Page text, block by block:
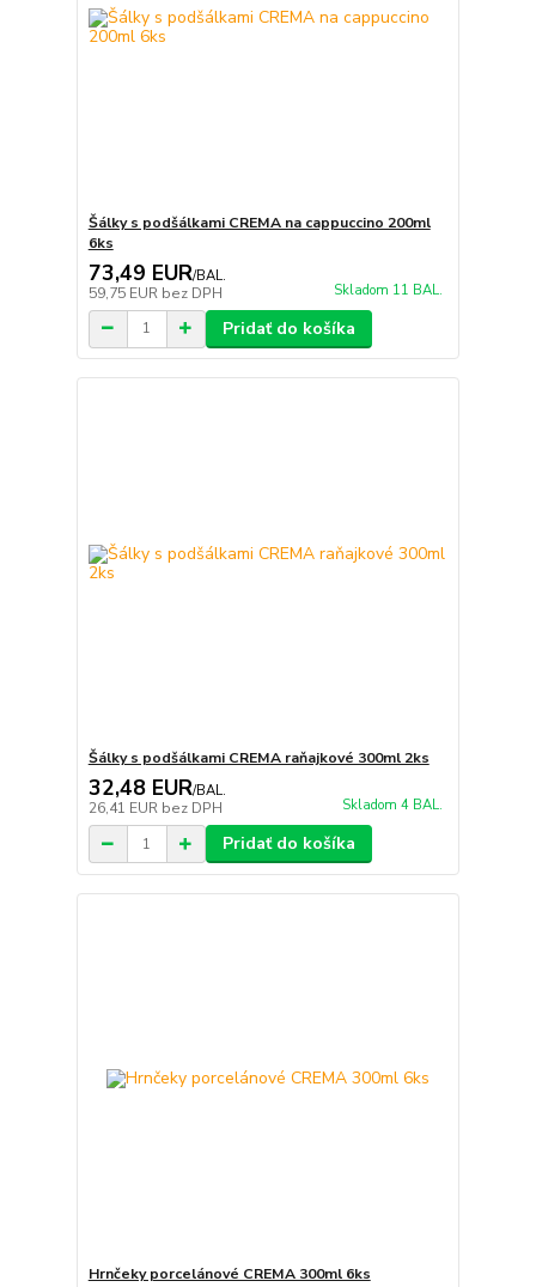
Šálky s podšálkami CREMA na cappuccino 200ml
6ks
73,49 EUR/BAL.
59,75 EUR bez DPH Skladom 11 BAL.
Pridať do košíka
Šálky s podšálkami CREMA raňajkové 300ml 2ks
32,48 EUR/BAL.
26,41 EUR bez DPH Skladom 4 BAL.
Pridať do košíka
Hrnčeky porcelánové CREMA 300ml 6ks